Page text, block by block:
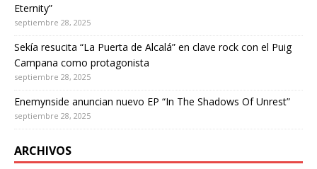
Eternity”
septiembre 28, 2025
Sekía resucita “La Puerta de Alcalá” en clave rock con el Puig
Campana como protagonista
septiembre 28, 2025
Enemynside anuncian nuevo EP “In The Shadows Of Unrest”
septiembre 28, 2025
ARCHIVOS